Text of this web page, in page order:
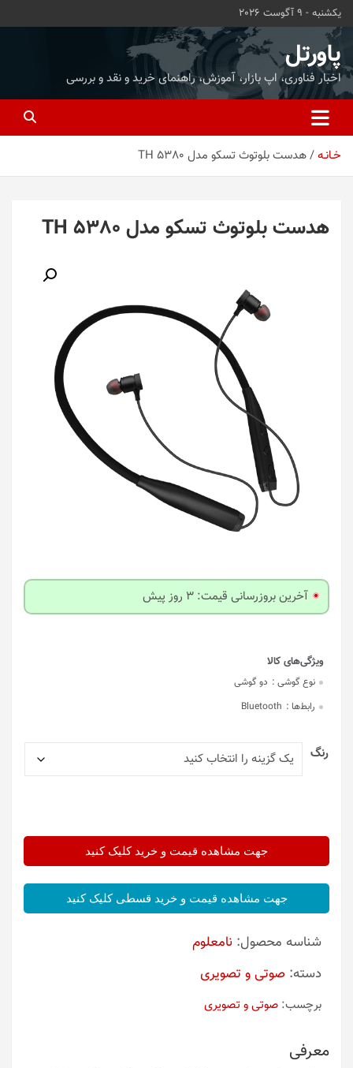
محتوا
بروید
یکشنبه - 9 آگوست 2026
پاورتل
اخبار فناوری، اپ بازار، آموزش، راهنمای خرید و نقد و بررسی
خـانـه هدست بلوتوث تسکو مدل TH 5380
هدست بلوتوث تسکو مدل TH 5380
آخرین بروزرسانی قیمت: 3 روز پیش
نوع گوشی : دو گوشی
رابط‌ها : Bluetooth
رنگ
جهت مشاهده قیمت و خرید کلیک کنید
جهت مشاهده قیمت و خرید قسطی کلیک کنید
شناسه محصول: نامعلوم
دسته: صوتی و تصویری
برچسب: صوتی و تصویری
معرفی